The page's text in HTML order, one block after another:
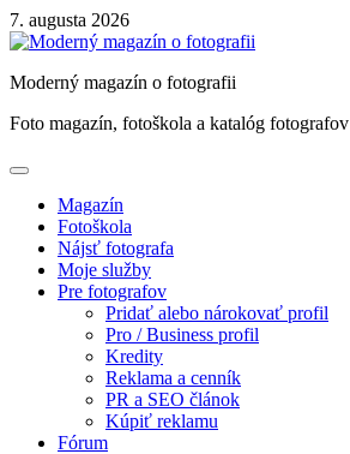
Skip
to
7. augusta 2026
Moderný magazín o fotografii
Foto magazín, fotoškola a katalóg fotografov
Magazín
Fotoškola
Nájsť fotografa
Moje služby
Pre fotografov
Pridať alebo nárokovať profil
Pro / Business profil
Kredity
Reklama a cenník
PR a SEO článok
Kúpiť reklamu
Fórum